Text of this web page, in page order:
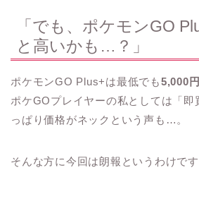
「でも、ポケモンGO
と高いかも…？」
ポケモンGO Plus+は最低でも5,000
ポケGOプレイヤーの私としては「即
っぱり価格がネックという声も…。
そんな方に今回は朗報というわけです